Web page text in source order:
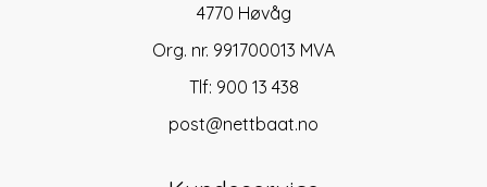
4770 Høvåg
Org. nr. 991700013 MVA
Tlf: 900 13 438
post@nettbaat.no